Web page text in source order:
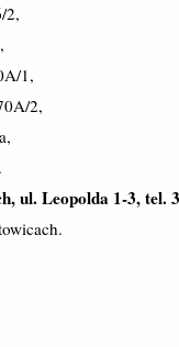
2,
1,
2,
ul. Leopolda 1-3, tel.